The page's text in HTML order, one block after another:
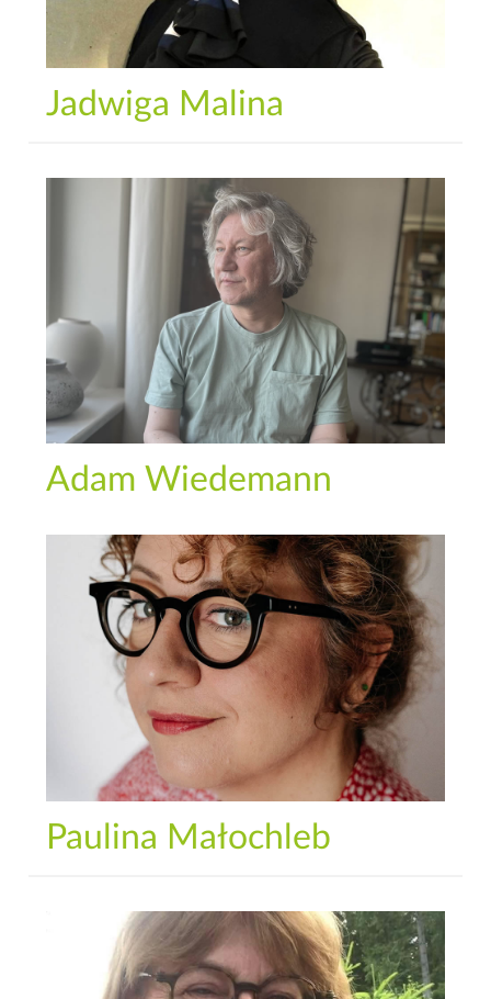
Jadwiga Malina
Adam Wiedemann
Paulina Małochleb